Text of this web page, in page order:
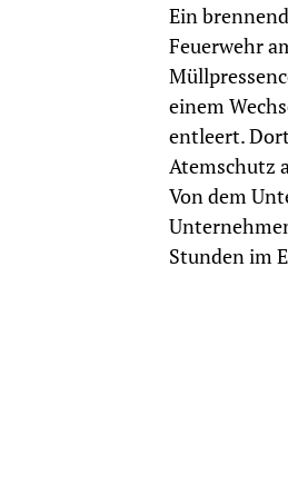
Ein
Feuerwehr
einem
entleert.
Atemschutz
Von dem
Stunden im